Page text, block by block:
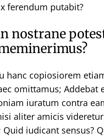
ferendum putabit?
nostrane
hanc copiosiorem
omittamus; Addebat
iuratum contra
aliter amicis
iudicant sensus?